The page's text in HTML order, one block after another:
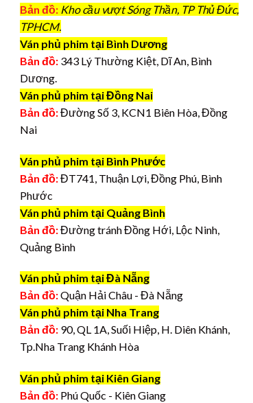
Bản đồ: Kho cầu vượt Sóng Thần, TP Thủ Đức,
TPHCM.
Ván phủ phim tại Bình Dương
Bản đồ: 343 Lý Thường Kiệt, Dĩ An, Bình
Dương.
Ván phủ phim tại Đồng Nai
Bản đồ:Đường Số 3, KCN1 Biên Hòa, Đồng
Nai
Ván phủ phim tại Bình Phước
Bản đồ:ĐT741, Thuận Lợi, Đồng Phú, Bình
Phước
Ván phủ phim tại Quảng Bình
Bản đồ:Đường tránh Đồng Hới, Lộc Ninh,
Quảng Bình
Ván phủ phim tại Đà Nẵng
Bản đồ:Quận Hải Châu - Đà Nẵng
Ván phủ phim tại Nha Trang
Bản đồ: 90, QL 1A, Suối Hiệp, H. Diên Khánh,
Tp.Nha Trang Khánh Hòa
Ván phủ phim tại Kiên Giang
Bản đồ: Phú Quốc - Kiên Giang